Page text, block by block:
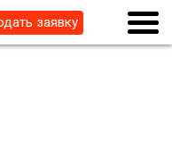
заявку